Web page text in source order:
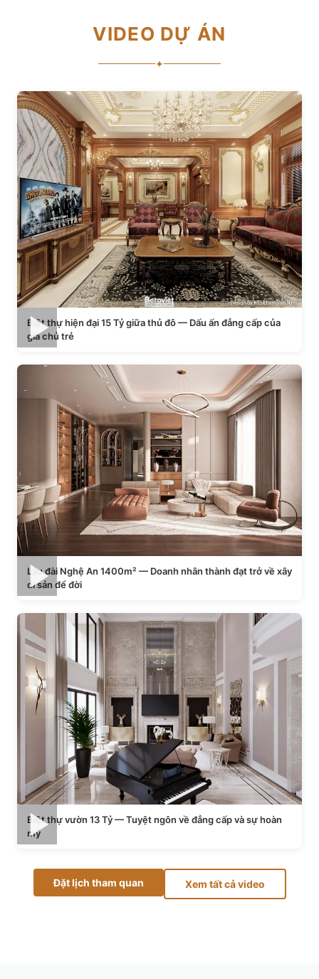
VIDEO DỰ ÁN
✦
Biệt thự hiện đại 15 Tỷ giữa thủ đô — Dấu ấn đẳng cấp của
gia chủ trẻ
Lâu đài Nghệ An 1400m² — Doanh nhân thành đạt trở về xây
di sản để đời
Biệt thự vườn 13 Tỷ — Tuyệt ngôn về đẳng cấp và sự hoàn
mỹ
Đặt lịch tham quan Xem tất cả video